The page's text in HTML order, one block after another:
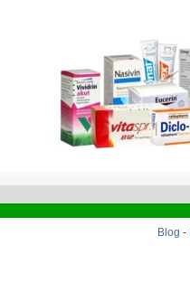
Blog -